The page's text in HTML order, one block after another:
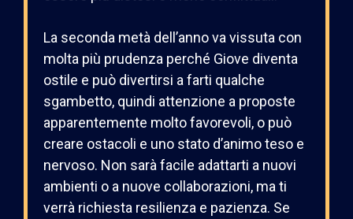
La seconda metà dell’anno va vissuta con
molta più prudenza perché Giove diventa
ostile e può divertirsi a farti qualche
sgambetto, quindi attenzione a proposte
apparentemente molto favorevoli, o può
creare ostacoli e uno stato d’animo teso e
nervoso. Non sarà facile adattarti a nuovi
ambienti o a nuove collaborazioni, ma ti
verrà richiesta resilienza e pazienza. Se